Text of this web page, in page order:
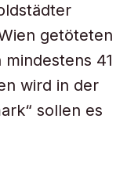
getöteten
41
wird in der
sollen es